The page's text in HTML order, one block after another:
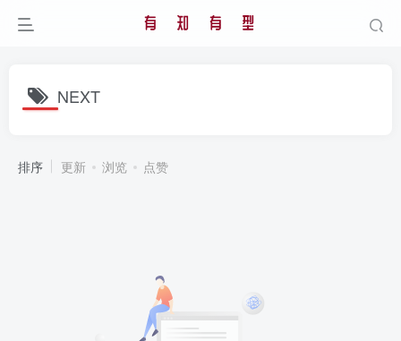
NEXT
排序 更新 浏览 点赞